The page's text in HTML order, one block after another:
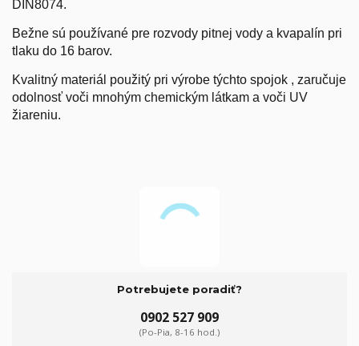
DIN8074.
Bežne sú používané pre rozvody pitnej vody a kvapalín pri
tlaku do 16 barov.
Kvalitný materiál použitý pri výrobe týchto spojok , zaručuje
odolnosť voči mnohým chemickým látkam a voči UV
žiareniu.
Potrebujete poradiť?
0902 527 909
(Po-Pia, 8-16 hod.)